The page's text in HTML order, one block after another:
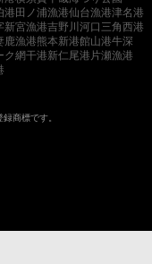
港田ノ浦漁港仙台漁港津名港
新宮漁港吉野川河口 三角西港
鹿漁港熊本新港館山港牛深
ク網干港新仁尾港 片瀬漁港
商標です。